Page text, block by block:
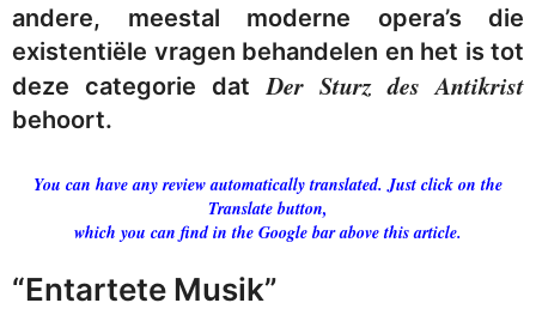
andere, meestal moderne opera’s die
existentiële vragen behandelen en het is tot
deze categorie dat Der Sturz des Antikrist
behoort.
You can have any review automatically translated. Just click on the
Translate button,
which you can find in the Google bar above this article.
“Entartete Musik”